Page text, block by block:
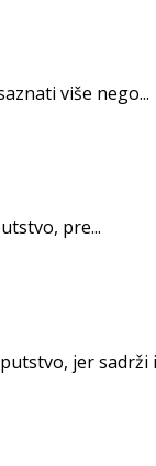
više nego...
pre...
jer sadrži